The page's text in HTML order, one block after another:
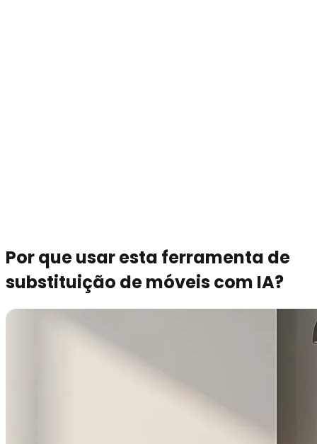
Por que usar esta ferramenta de
substituição de móveis com IA?